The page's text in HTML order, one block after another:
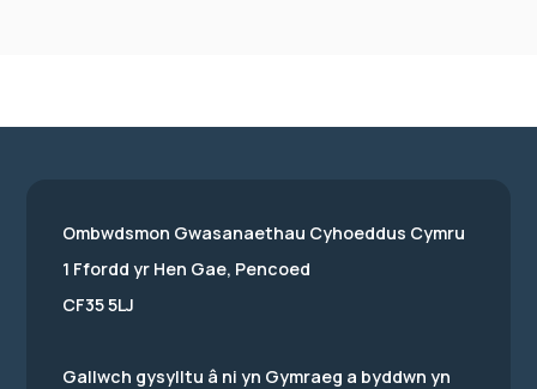
Ombwdsmon Gwasanaethau Cyhoeddus Cymru
1 Ffordd yr Hen Gae, Pencoed
CF35 5LJ
Gallwch gysylltu â ni yn Gymraeg a byddwn yn